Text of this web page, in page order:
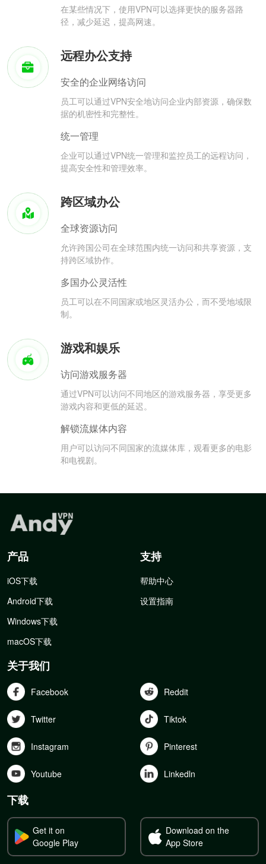
在某些情况下，使用VPN可以选择更快的服务器路
径，减少延迟，提高网速。
远程办公支持
安全的企业网络访问
员工可以通过VPN安全地访问企业内部资源，确保数
据的机密性和完整性。
统一管理
企业可以通过VPN统一管理和监控员工的远程访问，
提高安全性和管理效率。
跨区域办公
全球资源访问
允许跨国公司在全球范围内统一访问和共享资源，支
持跨区域协作。
多国办公灵活性
员工可以在不同国家或地区灵活办公，而不受地域限
制。
游戏和娱乐
访问游戏服务器
通过VPN可以访问不同地区的游戏服务器，享受更多
游戏内容和更低的延迟。
解锁流媒体内容
用户可以访问不同国家的流媒体库，观看更多的电影
和电视剧。
产品
iOS下载
Android下载
Windows下载
macOS下载
支持
帮助中心
设置指南
关于我们
Facebook Reddit
Twitter Tiktok
Instagram Pinterest
Youtube Linkedln
下载
Get it on
Google Play
Download on the
App Store